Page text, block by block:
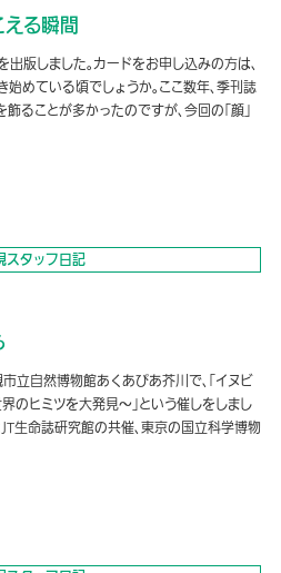
る瞬間
出版しました。カードをお申し込みの方は、
めている頃でしょうか。ここ数年、季刊誌
ることが多かったのですが、今回の「顔」
スタッフ日記
立自然博物館あくあぴあ芥川で、「イヌビ
のヒミツを大発見〜」という催しをしまし
生命誌研究館の共催、東京の国立科学博物